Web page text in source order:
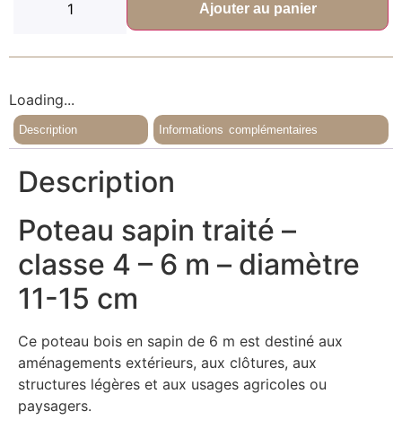
Ajouter au panier
Loading...
Description Informations complémentaires
Description
Poteau sapin traité –
classe 4 – 6 m – diamètre
11-15 cm
Ce poteau bois en sapin de 6 m est destiné aux
aménagements extérieurs, aux clôtures, aux
structures légères et aux usages agricoles ou
paysagers.